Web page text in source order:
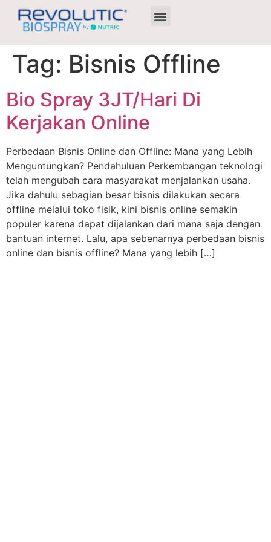
Tag: Bisnis Offline
Bio Spray 3JT/Hari Di
Kerjakan Online
Perbedaan Bisnis Online dan Offline: Mana yang Lebih
Menguntungkan? Pendahuluan Perkembangan teknologi
telah mengubah cara masyarakat menjalankan usaha.
Jika dahulu sebagian besar bisnis dilakukan secara
offline melalui toko fisik, kini bisnis online semakin
populer karena dapat dijalankan dari mana saja dengan
bantuan internet. Lalu, apa sebenarnya perbedaan bisnis
online dan bisnis offline? Mana yang lebih […]